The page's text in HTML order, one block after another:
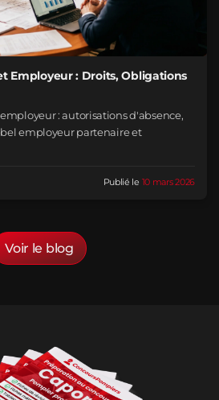
Employeur : Droits, Obligations
: autorisations d'absence,
employeur partenaire et
Publié le 10 mars 2026
Voir le blog